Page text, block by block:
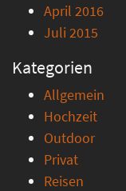
April 2016
Juli 2015
Kategorien
Allgemein
Hochzeit
Outdoor
Privat
Reisen